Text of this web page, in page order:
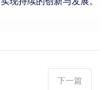
下一篇